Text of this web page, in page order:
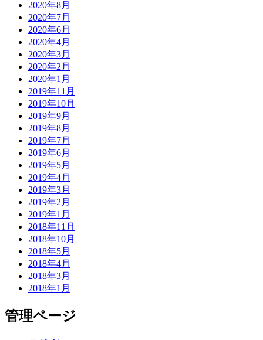
2020年8月
2020年7月
2020年6月
2020年4月
2020年3月
2020年2月
2020年1月
2019年11月
2019年10月
2019年9月
2019年8月
2019年7月
2019年6月
2019年5月
2019年4月
2019年3月
2019年2月
2019年1月
2018年11月
2018年10月
2018年5月
2018年4月
2018年3月
2018年1月
管理ページ